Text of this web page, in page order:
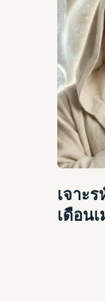
เจาะ
เดือน